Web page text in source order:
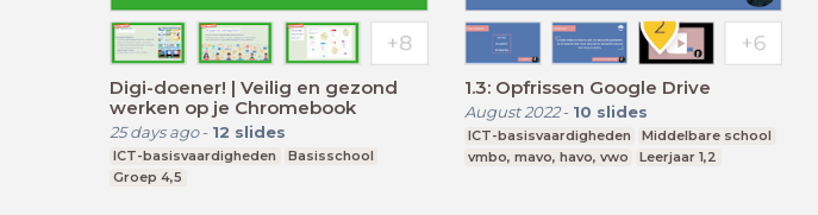
Digi-doener! | Veilig en gezond
werken op je Chromebook
25 days ago- 12 slides
ICT-basisvaardigheden
Basisschool
Groep 4,5
1.3: Opfrissen Google Drive
August 2022- 10 slides
ICT-basisvaardigheden
Middelbare school
vmbo, mavo, havo, vwo
Leerjaar 1,2